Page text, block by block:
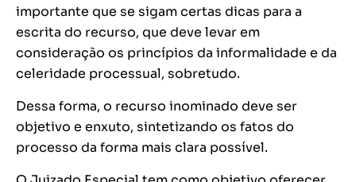
importante que se sigam certas dicas para a
escrita do recurso, que deve levar em
consideração os princípios da informalidade e da
celeridade processual, sobretudo.
Dessa forma, o recurso inominado deve ser
objetivo e enxuto, sintetizando os fatos do
processo da forma mais clara possível.